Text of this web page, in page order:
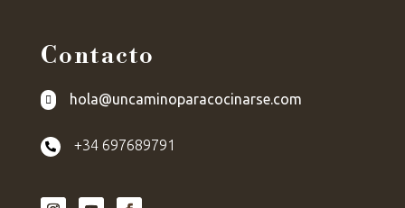
Contacto
 hola@uncaminoparacocinarse.com
 +34 697689791